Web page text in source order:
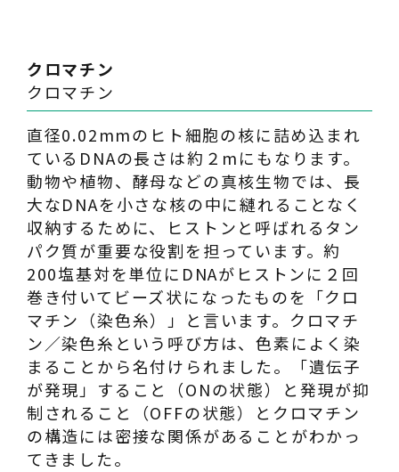
クロマチン
クロマチン
直径0.02mmのヒト細胞の核に詰め込まれ
ているDNAの長さは約２mにもなります。
動物や植物、酵母などの真核生物では、長
大なDNAを小さな核の中に縺れることなく
収納するために、ヒストンと呼ばれるタン
パク質が重要な役割を担っています。約
200塩基対を単位にDNAがヒストンに２回
巻き付いてビーズ状になったものを「クロ
マチン（染色糸）」と言います。クロマチ
ン／染色糸という呼び方は、色素によく染
まることから名付けられました。「遺伝子
が発現」すること（ONの状態）と発現が抑
制されること（OFFの状態）とクロマチン
の構造には密接な関係があることがわかっ
てきました。